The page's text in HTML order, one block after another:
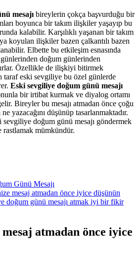
mesajı bireylerin çokça başvurduğu bir
boyunca bir takım ilişkiler yaşayıp bu
kalabilir. Karşılıklı yaşanan bir takım
koyulan ilişkiler bazen çalkantılı bazen
Elbette bu etkileşim esnasında
doğum günlerinden
Özellikle de ilişkiyi bitirmek
taraf eski sevgiliye bu özel günlerde
Eski sevgiliye doğum günü mesajı
bir irtibat kurmak ve diyalog ortamı
Bireyler bu mesajı atmadan önce çoğu
yazacağını düşünüp tasarlanmaktadır.
sevgiliye doğum günü mesajı göndermek
mümkündür.
Günü Mesajı
mesaj atmadan önce iyice düşünün
doğum günü mesajı atmak iyi bir fikir
atmadan önce iyice